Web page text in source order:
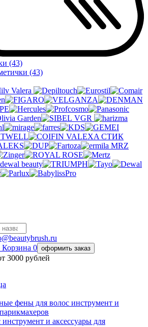
(43)
(43)
Valera
VGR
VALEXA СТИК
MRZ
Корзина 0 оформить заказ
3000 рублей
фены для волос инструмент и
и аксессуары для